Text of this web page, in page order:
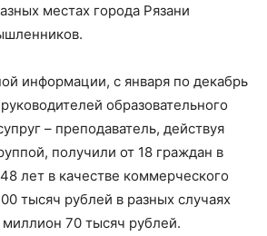
местах города Рязани
информации, с января по декабрь
образовательного
– преподаватель, действуя
получили от 18 граждан в
лет в качестве коммерческого
тысяч рублей в разных случаях
70 тысяч рублей.